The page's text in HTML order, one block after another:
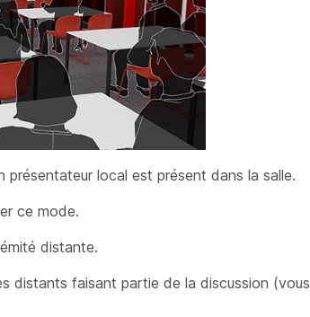
local est présent dans la salle.
ce mode.
distante.
distants faisant partie de la discussion (vous